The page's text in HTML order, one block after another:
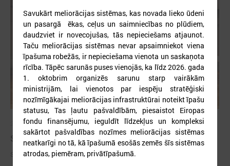
2026. gada 09. jūlijs
Sumināti Latvijas labākie tirgotāji
Sumināti Latvijas labākie tirgotāji
Savukārt meliorācijas sistēmas, kas novada lieko ūdeni
un pasargā ēkas, ceļus un saimniecības no plūdiem,
daudzviet ir novecojušas, tās nepieciešams atjaunot.
Taču meliorācijas sistēmas nevar apsaimniekot viena
īpašuma robežās, ir nepieciešama vienota un saskaņota
rīcība. Tāpēc sarunās puses vienojās, ka līdz 2026. gada
1. oktobrim organizēs sarunu starp vairākām
ministrijām, lai vienotos par iespēju stratēģiski
nozīmīgākajai meliorācijas infrastruktūrai noteikt īpašu
statusu, Tas ļautu pašvaldībām, piesaistot Eiropas
fondu finansējumu, ieguldīt līdzekļus un kompleksi
sakārtot pašvaldības nozīmes meliorācijas sistēmas
neatkarīgi no tā, kā īpašumā esošās zemēs šīs sistēmas
atrodas, piemēram, privātīpašumā.